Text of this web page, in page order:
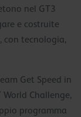
nel GT3
e costruite
con tecnologia,
Get Speed in
Challenge,
programma